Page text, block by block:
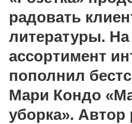
Экология
Здоровье
Здоровый образ жизни
Сам себе доктор
Активный отдых
Курьезы
радовать
литературы. На
ассортимент
пополнил
Мари Кондо
уборка». Автор